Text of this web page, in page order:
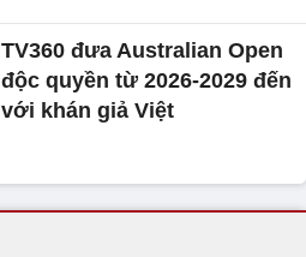
TV360 đưa Australian Open
độc quyền từ 2026-2029 đến
với khán giả Việt